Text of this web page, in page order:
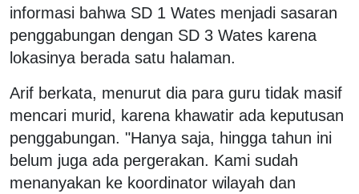
informasi bahwa SD 1 Wates menjadi sasaran
penggabungan dengan SD 3 Wates karena
lokasinya berada satu halaman.
Arif berkata, menurut dia para guru tidak masif
mencari murid, karena khawatir ada keputusan
penggabungan. "Hanya saja, hingga tahun ini
belum juga ada pergerakan. Kami sudah
menanyakan ke koordinator wilayah dan